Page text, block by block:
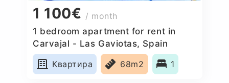
1 100€ / month
1 bedroom apartment for rent in
Carvajal - Las Gaviotas, Spain
Квартира
68m2 1